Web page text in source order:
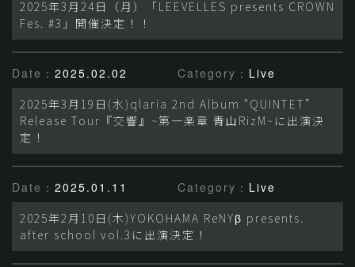
2025年3月24日（月）「LEEVELLES presents CROWN
Fes. #3」開催決定！！
Date： 2025.02.02 Category： Live
2025年3月19日(水)qlaria 2nd Album “QUINTET”
Release Tour『交響』~第一楽章 青山RizM~に出演決
定！
Date： 2025.01.11 Category： Live
2025年2月10日(木)YOKOHAMA ReNYβ presents.
after school vol.3に出演決定！